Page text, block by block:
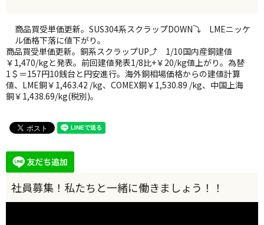
商品買受単価更新。SUS304系スクラップDOWN⤵ LMEニッケ
ル価格下落に値下がり。
商品買受単価更新。銅系スクラップUP⤴ 1/10国内産銅建値
￥1,470/kgと発表。前回建値発表1/8比+￥20/kg値上がり。為替
1＄＝157円10銭台と円安進行。海外銅相場価格からの建値計算
値、LME銅￥1,463.42 /kg、COMEX銅￥1,530.89 /kg、中国上海
銅￥1,438.69/kg(税別)。